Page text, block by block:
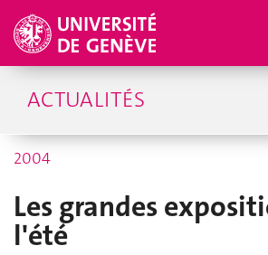
ACTUALITÉS
2004
Les grandes
l'été